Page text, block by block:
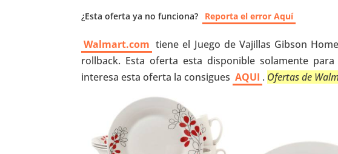
¿Esta oferta ya no funciona? Reporta el error Aquí
Walmart.com tiene el Juego de Vajillas Gibson
rollback. Esta oferta esta disponible solamente
interesa esta oferta la consigues AQUI . Ofertas de